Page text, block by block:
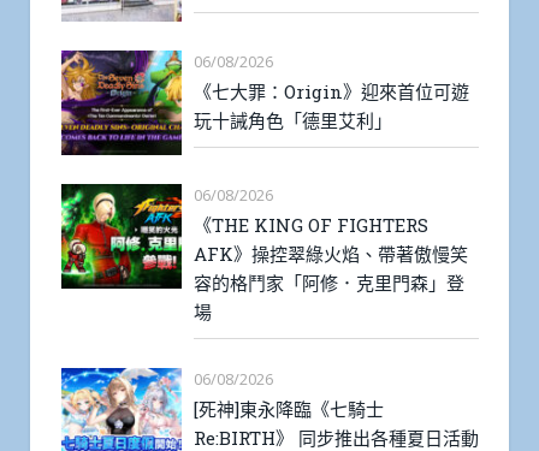
06/08/2026
《七大罪：Origin》迎來首位可遊
玩十誡角色「德里艾利」
06/08/2026
《THE KING OF FIGHTERS
AFK》操控翠綠火焰、帶著傲慢笑
容的格鬥家「阿修．克里門森」登
場
06/08/2026
[死神]東永降臨《七騎士
Re:BIRTH》 同步推出各種夏日活動